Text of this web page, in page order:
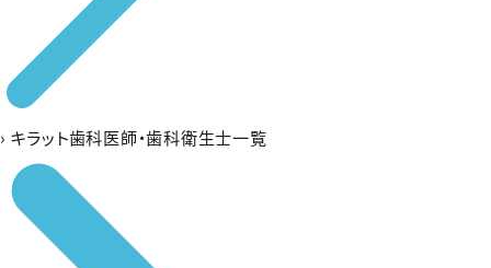
› キラット歯科医師・歯科衛生士一覧